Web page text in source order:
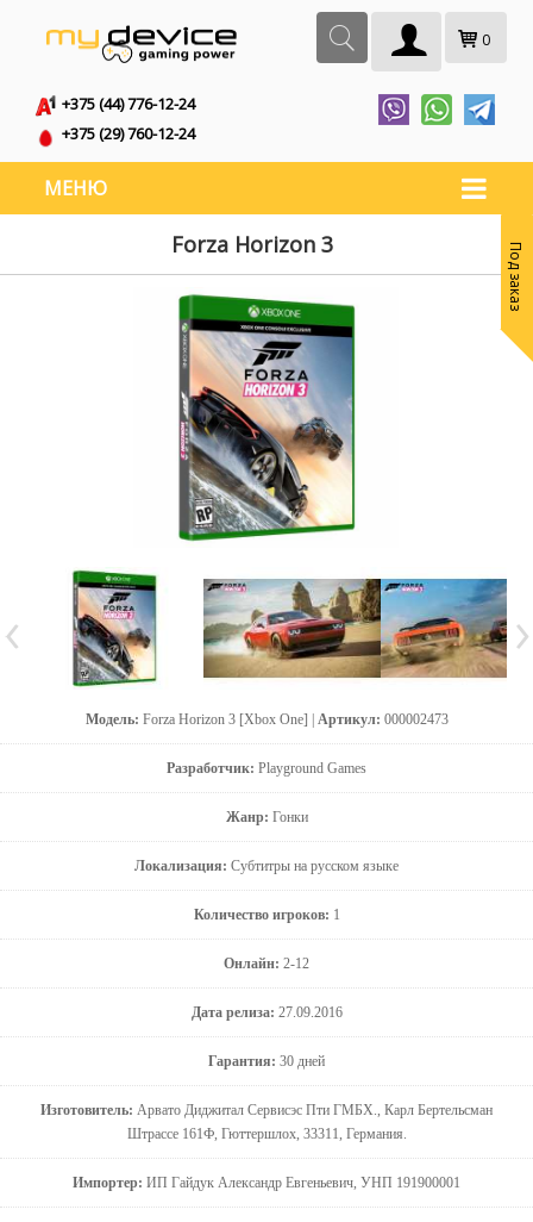
0
+375 (44) 776-12-24
+375 (29) 760-12-24
МЕНЮ
Forza Horizon 3
Модель: Forza Horizon 3 [Xbox One] | Артикул: 000002473
Разработчик: Playground Games
Жанр: Гонки
Локализация: Субтитры на русском языке
Количество игроков: 1
Онлайн: 2-12
Дата релиза: 27.09.2016
Гарантия: 30 дней
Изготовитель: Арвато Диджитал Сервисэс Пти ГМБХ., Карл Бертельсман
Штрассе 161Ф, Гюттершлох, 33311, Германия.
Импортер: ИП Гайдук Александр Евгеньевич, УНП 191900001
Под заказ